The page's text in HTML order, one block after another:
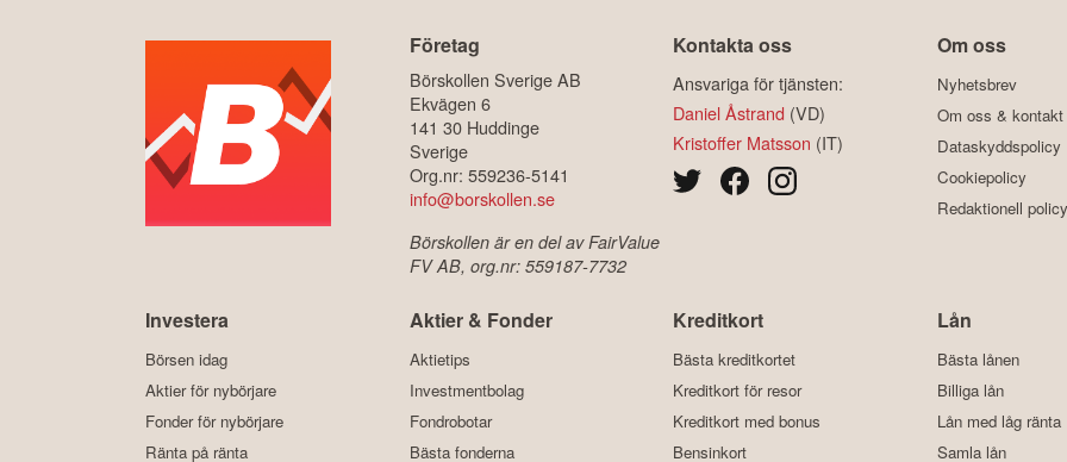
Företag
Börskollen Sverige AB
Ekvägen 6
141 30 Huddinge
Sverige
Org.nr: 559236-5141
info@borskollen.se
Börskollen är en del av FairValue
FV AB, org.nr: 559187-7732
Kontakta oss
Ansvariga för tjänsten:
Daniel Åstrand (VD)
Kristoffer Matsson (IT)
Om oss
Nyhetsbrev
Om oss & kontakt
Dataskyddspolicy
Cookiepolicy
Redaktionell policy
Investera
Börsen idag
Aktier för nybörjare
Fonder för nybörjare
Ränta på ränta
Aktier & Fonder
Aktietips
Investmentbolag
Fondrobotar
Bästa fonderna
Kreditkort
Bästa kreditkortet
Kreditkort för resor
Kreditkort med bonus
Bensinkort
Lån
Bästa lånen
Billiga lån
Lån med låg ränta
Samla lån